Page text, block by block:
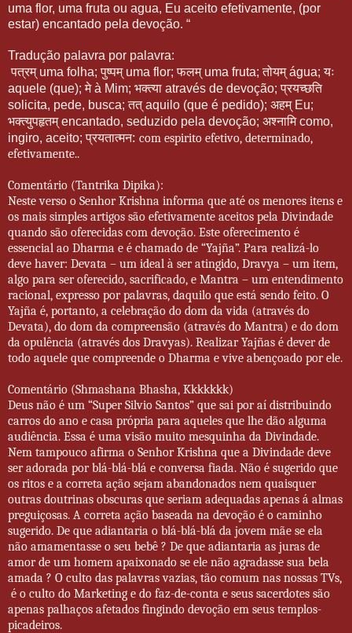
uma flor, uma fruta ou agua, Eu aceito efetivamente, (por
estar) encantado pela devoção. “
Tradução palavra por palavra:
पत्रम्uma folha;पुष्पम्uma flor;फलम्uma fruta;तोयम्água;यः
aquele (que);मेà Mim; भक्त्या através de devoção;प्रयच्छति
solicita, pede, busca;तत्aquilo (que é pedido); अहम्Eu;
भक्त्युपहृतम् encantado, seduzido pela devoção; अश्नामिcomo,
ingiro, aceito;प्रयतात्मन: com espirito efetivo, determinado,
efetivamente..
Comentário (Tantrika Dipika):
Neste verso o Senhor Krishna informa que até os menores itens e
os mais simples artigos são efetivamente aceitos pela Divindade
quando são oferecidas com devoção. Este oferecimento é
essencial ao Dharma e é chamado de “Yajña”. Para realizá-lo
deve haver: Devata – um ideal à ser atingido, Dravya – um item,
algo para ser oferecido, sacrificado, e Mantra – um entendimento
racional, expresso por palavras, daquilo que está sendo feito. O
Yajña é, portanto, a celebração do dom da vida (através do
Devata), do dom da compreensão (através do Mantra) e do dom
da opulência (através dos Dravyas). Realizar Yajñas é dever de
todo aquele que compreende o Dharma e vive abençoado por ele.
Comentário (Shmashana Bhasha, Kkkkkkk)
Deus não é um “Super Silvio Santos” que sai por aí distribuindo
carros do ano e casa própria para aqueles que lhe dão alguma
audiência. Essa é uma visão muito mesquinha da Divindade.
Nem tampouco afirma o Senhor Krishna que a Divindade deve
ser adorada por blá-blá-blá e conversa fiada. Não é sugerido que
os ritos e a correta ação sejam abandonados nem quaisquer
outras doutrinas obscuras que seriam adequadas apenas á almas
preguiçosas. A correta ação baseada na devoção é o caminho
sugerido. De que adiantaria o blá-blá-blá da jovem mãe se ela
não amamentasse o seu bebê ? De que adiantaria as juras de
amor de um homem apaixonado se ele não agradasse sua bela
amada ? O culto das palavras vazias, tão comum nas nossas TVs,
é o culto do Marketing e do faz-de-conta e seus sacerdotes são
apenas palhaços afetados fingindo devoção em seus templos-
picadeiros.